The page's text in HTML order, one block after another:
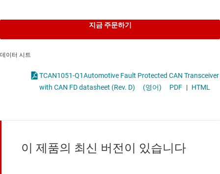
지금 주문하기
데이터 시트
TCAN1051-Q1Automotive Fault Protected CAN Transceiver
with CAN FD datasheet (Rev. D)
(영어) PDF | HTML
이 제품의 최신 버전이 있습니다